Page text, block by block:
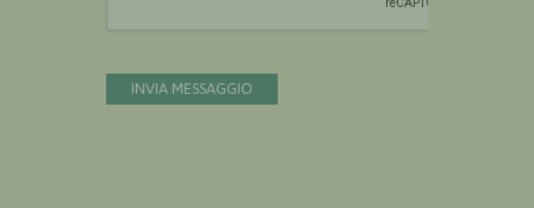
INVIA MESSAGGIO